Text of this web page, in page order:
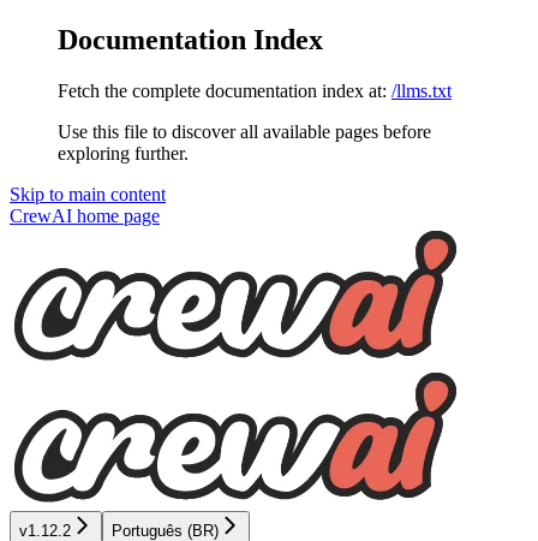
Documentation Index
Fetch the complete documentation index at: /llms.txt
Use this file to discover all available pages before
exploring further.
Skip to main content
CrewAI home page
v1.12.2 Português (BR)